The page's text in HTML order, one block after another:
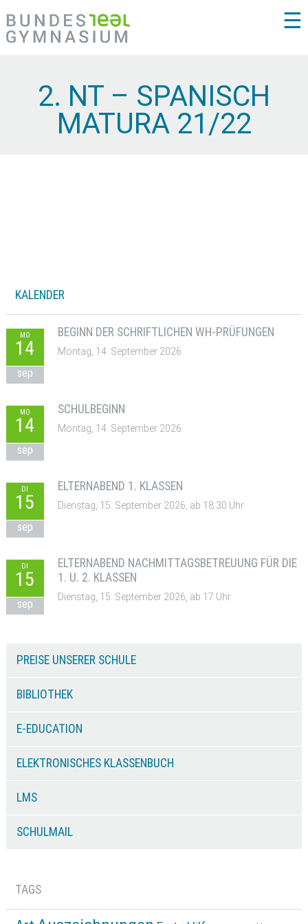
☰
2. NT – SPANISCH
MATURA 21/22
KALENDER
MO
14
sep
BEGINN DER SCHRIFTLICHEN WH-PRÜFUNGEN
Montag, 14. September 2026
MO
14
sep
SCHULBEGINN
Montag, 14. September 2026
DI
15
sep
ELTERNABEND 1. KLASSEN
Dienstag, 15. September 2026, ab 18:30 Uhr
DI
15
sep
ELTERNABEND NACHMITTAGSBETREUUNG FÜR DIE
1. U. 2. KLASSEN
Dienstag, 15. September 2026, ab 17 Uhr
PREISE UNSERER SCHULE
BIBLIOTHEK
E-EDUCATION
ELEKTRONISCHES KLASSENBUCH
LMS
SCHULMAIL
TAGS